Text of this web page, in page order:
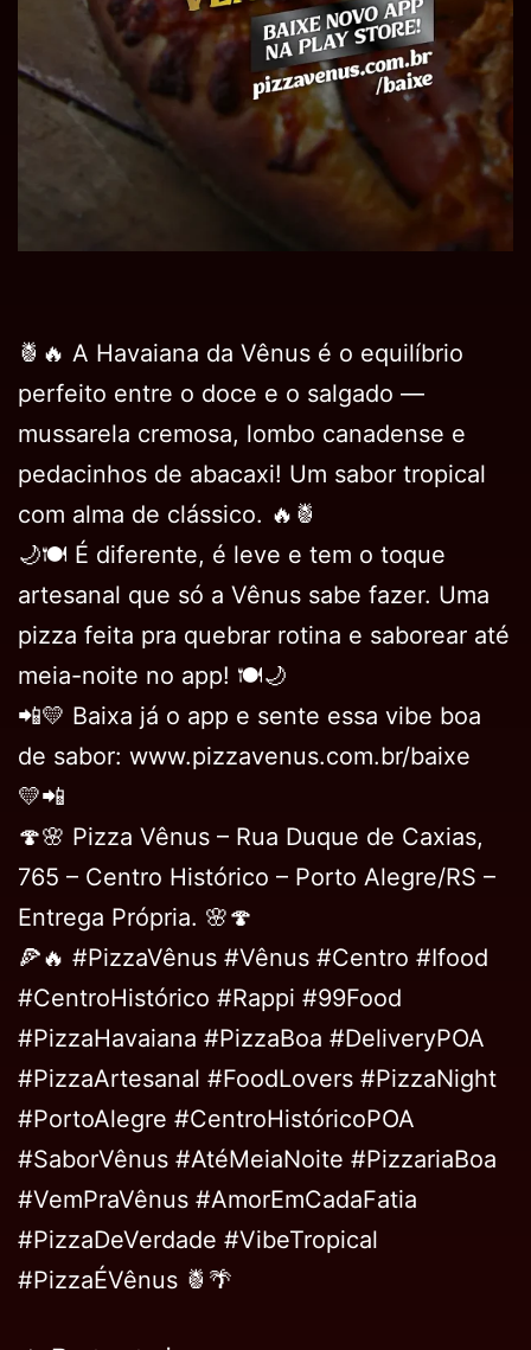
🍍🔥 A Havaiana da Vênus é o equilíbrio
perfeito entre o doce e o salgado —
mussarela cremosa, lombo canadense e
pedacinhos de abacaxi! Um sabor tropical
com alma de clássico. 🔥🍍
🌙🍽️ É diferente, é leve e tem o toque
artesanal que só a Vênus sabe fazer. Uma
pizza feita pra quebrar rotina e saborear até
meia-noite no app! 🍽️🌙
📲💛 Baixa já o app e sente essa vibe boa
de sabor: www.pizzavenus.com.br/baixe
💛📲
🍄🌸 Pizza Vênus – Rua Duque de Caxias,
765 – Centro Histórico – Porto Alegre/RS –
Entrega Própria. 🌸🍄
🍕🔥 #PizzaVênus #Vênus #Centro #Ifood
#CentroHistórico #Rappi #99Food
#PizzaHavaiana #PizzaBoa #DeliveryPOA
#PizzaArtesanal #FoodLovers #PizzaNight
#PortoAlegre #CentroHistóricoPOA
#SaborVênus #AtéMeiaNoite #PizzariaBoa
#VemPraVênus #AmorEmCadaFatia
#PizzaDeVerdade #VibeTropical
#PizzaÉVênus 🍍🌴